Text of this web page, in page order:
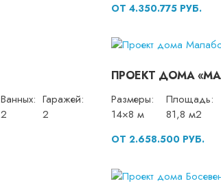
ОТ 4.350.775 РУБ.
Ванных:
2
Гаражей:
2
ПРОЕКТ ДОМА
Размеры:
14×8 м
Площадь:
81,8 м2
ОТ 2.658.500 РУБ.